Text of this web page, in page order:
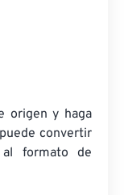
origen y haga
convertir
al formato de